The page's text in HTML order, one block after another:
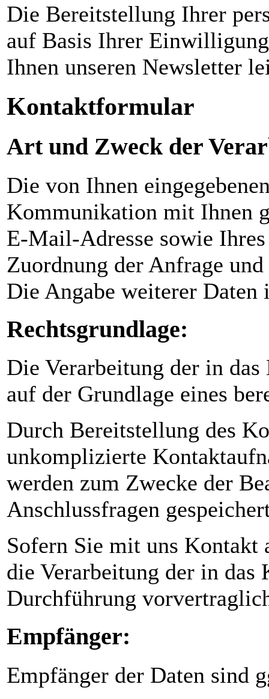
Die Bereitstellung Ihrer
auf Basis Ihrer
Ihnen unseren Newsletter
Kontaktformular
Art und Zweck der
Die von Ihnen
Kommunikation mit Ihnen
E-Mail-Adresse sowie
Zuordnung der Anfrage
Die Angabe weiterer Daten
Rechtsgrundlage:
Die Verarbeitung der in
auf der Grundlage eines
Durch Bereitstellung des
unkomplizierte
werden zum Zwecke der
Anschlussfragen
Sofern Sie mit uns Kontakt
die Verarbeitung der in das
Durchführung
Empfänger:
Empfänger der Daten sind